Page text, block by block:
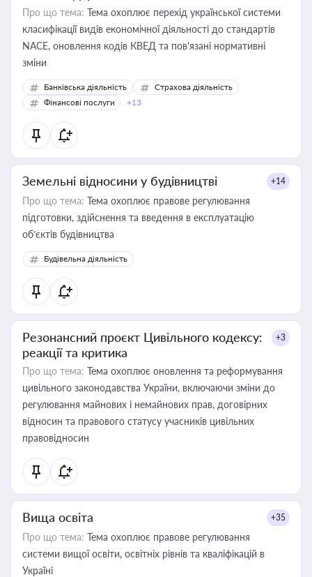
Про що тема: Тема охоплює перехід української системи
класифікації видів економічної діяльності до стандартів
NACE, оновлення кодів КВЕД та пов'язані нормативні
зміни
Банківська діяльність
Страхова діяльність
Фінансові послуги
+13
Земельні відносини у будівництві +14
Про що тема: Тема охоплює правове регулювання
підготовки, здійснення та введення в експлуатацію
об’єктів будівництва
Будівельна діяльність
Резонансний проєкт Цивільного кодексу:
реакції та критика
+3
Про що тема: Тема охоплює оновлення та реформування
цивільного законодавства України, включаючи зміни до
регулювання майнових і немайнових прав, договірних
відносин та правового статусу учасників цивільних
правовідносин
Вища освіта +35
Про що тема: Тема охоплює правове регулювання
системи вищої освіти, освітніх рівнів та кваліфікацій в
Україні